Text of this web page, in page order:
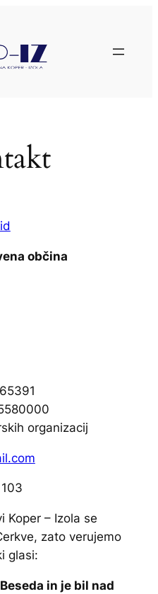
občina
organizacij
Koper – Izola se
zato verujemo
glasi:
in je bil nad